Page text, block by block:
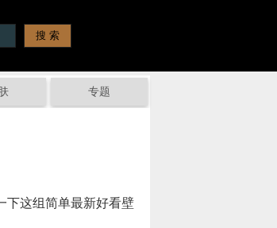
专题
这组简单最新好看壁